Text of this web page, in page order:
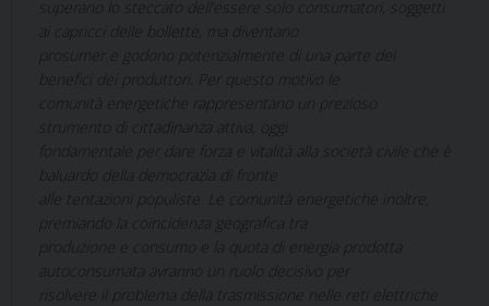
prosumer e godono potenzialmente di una parte dei
comunità energetiche rappresentano un prezioso
strumento di cittadinanza attiva, oggi
fondamentale per dare forza e vitalità alla società civile che è
baluardo della democrazia di fronte
alle tentazioni populiste. Le comunità energetiche inoltre,
premiando la coincidenza geografica tra
produzione e consumo e la quota di energia prodotta